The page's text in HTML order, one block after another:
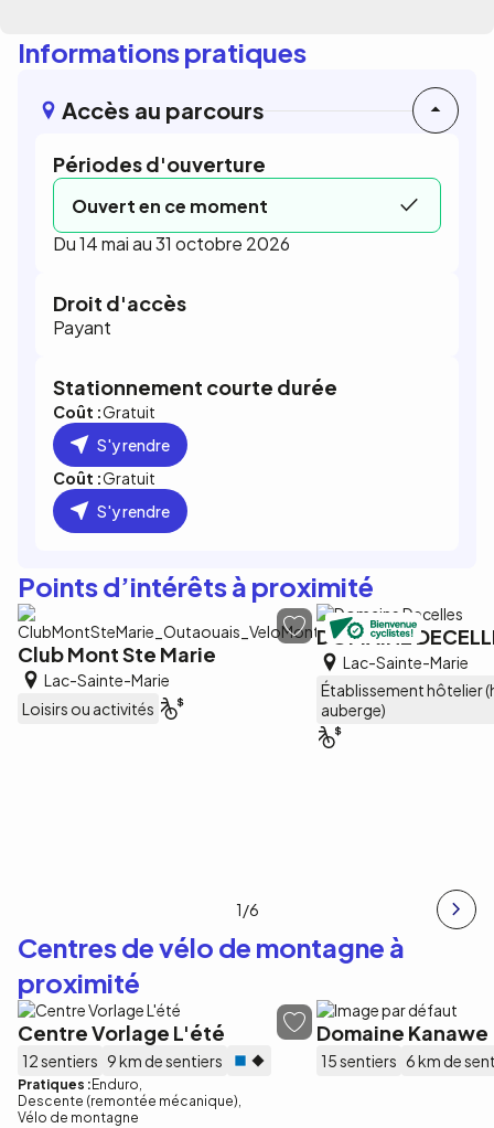
Informations pratiques
Accès au parcours
Périodes d'ouverture
Ouvert en ce moment
Du 14 mai au 31 octobre 2026
Droit d'accès
Payant
Stationnement courte durée
Coût :Gratuit
S'y rendre
Coût :Gratuit
S'y rendre
Points d’intérêts à proximité
Club Mont Ste Marie
Lac-Sainte-Marie
Loisirs ou activités
DOMAINE
Lac-Sainte-Marie
Établissement hôtelier
auberge)
1/6
Centres de vélo de montagne à
proximité
Centre Vorlage L'été
12 sentiers 9 km de sentiers
Pratiques : Enduro
Descente (remontée mécanique)
Vélo de montagne
Domaine Kanawe
15 sentiers 6 km de